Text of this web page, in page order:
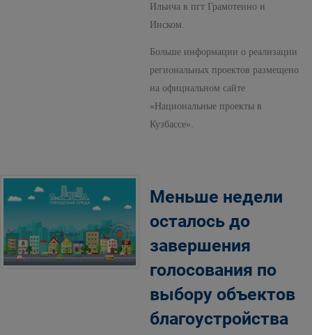
Ильича в пгт Грамотеино и
Инском.
Больше информации о реализации
региональных проектов размещено
на официальном сайте
«Национальные проекты в
Кузбассе».
Меньше недели
осталось до
завершения
голосования по
выбору объектов
благоустройства